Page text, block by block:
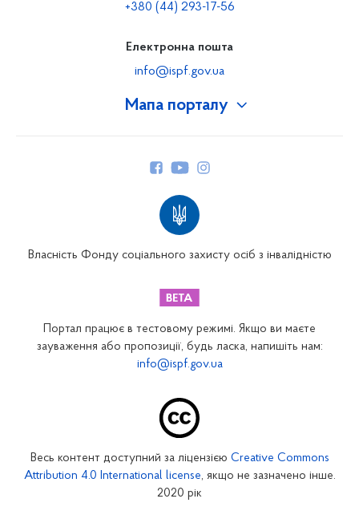
Мапа порталу
Закарпатське відділення
Запорізьке відділення
Кіровоградське відділення
+380 (44) 293-17-56
Електронна пошта
info@ispf.gov.ua
Власність Фонду соціального захисту осіб з інвалідністю
Портал працює в тестовому режимі. Якщо ви маєте
зауваження або пропозиції, будь ласка, напишіть нам:
info@ispf.gov.ua
Весь контент доступний за ліцензією Creative Commons
Attribution 4.0 International license, якщо не зазначено інше.
2020 рік